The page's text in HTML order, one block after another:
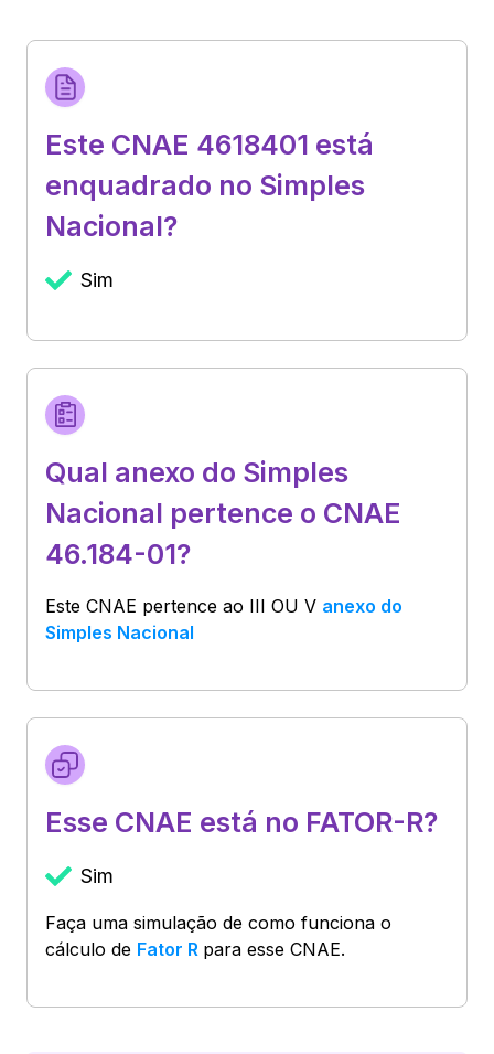
Este CNAE 4618401 está
enquadrado no Simples
Nacional?
Sim
Qual anexo do Simples
Nacional pertence o CNAE
46.184-01?
Este CNAE pertence ao III OU V anexo do
Simples Nacional
Esse CNAE está no FATOR-R?
Sim
Faça uma simulação de como funciona o
cálculo de Fator R para esse CNAE.